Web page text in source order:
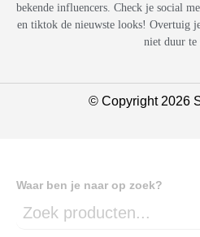
bekende influencers. Check je social
en tiktok de nieuwste looks! Overtuig
niet duur te
© Copyright 2026
Waar ben je naar op zoek?